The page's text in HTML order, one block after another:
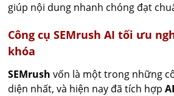
giúp nội dung nhanh chóng đạt
Công cụ SEMrush AI tối ưu
khóa
SEMrush vốn là một trong những
diện nhất, và hiện nay đã tích hợp